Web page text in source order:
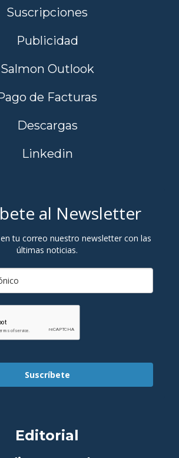
Suscripciones
Publicidad
Salmon Outlook
Pago de Facturas
Descargas
Linkedin
al Newsletter
tu correo nuestro newsletter con las
últimas noticias.
Suscríbete
Editorial